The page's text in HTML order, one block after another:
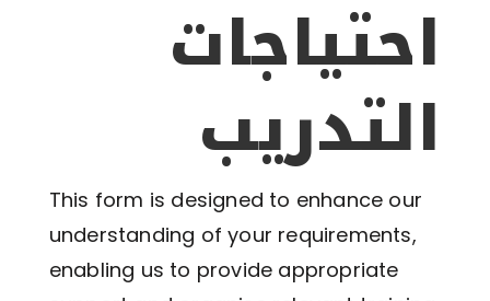
احتياجات
التدريب
This form is designed to enhance our
understanding of your requirements,
enabling us to provide appropriate